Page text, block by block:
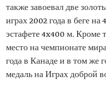
также завоевал две
играх 2002 года в беге
эстафете 4x400 м. Кроме
место на чемпионате
года в Канаде и в том же
медаль на Играх доброй